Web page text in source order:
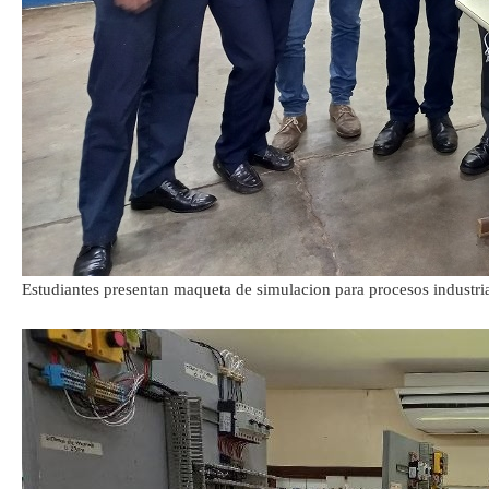
Estudiantes presentan maqueta de simulacion para procesos